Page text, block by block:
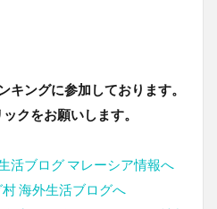
キングに参加しております。
クをお願いします。